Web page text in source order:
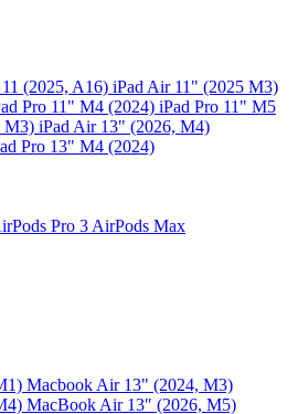
(2025, A16) iPad Air 11" (2025 M3)
Pro 11" M4 (2024) iPad Pro 11" M5
M3) iPad Air 13" (2026, M4)
Pro 13" M4 (2024)
Pro 3 AirPods Max
Macbook Air 13" (2024, M3)
MacBook Air 13″ (2026, M5)